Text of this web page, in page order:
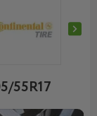
55R17